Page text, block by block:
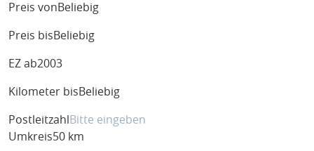
Preis von Beliebig
Preis bis Beliebig
EZ ab2003
Kilometer bis Beliebig
Postleitzahl
Umkreis50 km